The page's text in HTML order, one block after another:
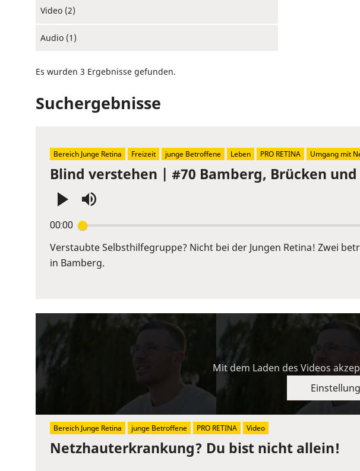
Video (2)
Audio (1)
Es wurden 3 Ergebnisse gefunden.
Suchergebnisse
Blind verstehen | #70 Bamberg, Brücken
00:00
Enter
or
Space
Verstaubte Selbsthilfegruppe? Nicht bei der Jungen Retina! Zwei
in Bamberg.
Bereich Junge Retina Freizeit junge Betroffene Leben PRO RETINA Umgang mit
Netzhauterkrankung? Du bist nicht allein!
Mit dem Laden des Videos
Bereich Junge Retina junge Betroffene PRO RETINA Video